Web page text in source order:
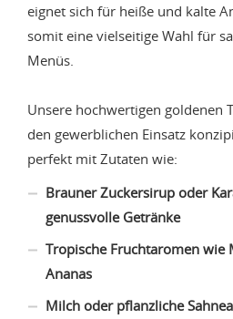
eignet sich für heiße und kalte
somit eine vielseitige Wahl für
Menüs.
Unsere hochwertigen goldenen
den gewerblichen Einsatz
perfekt mit Zutaten wie:
Brauner Zuckersirup oder
genussvolle Getränke
Tropische Fruchtaromen wie
Ananas
Milch oder pflanzliche